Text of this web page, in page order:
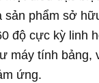
sản phẩm sở
độ cực kỳ linh
máy tính bảng,
ứng.